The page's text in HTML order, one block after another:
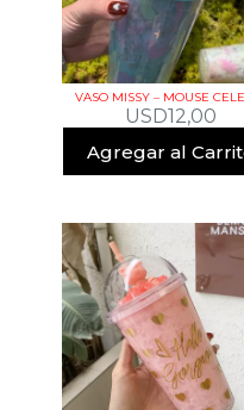
VASO MISSY – MOUSE
USD12,00
Agregar al